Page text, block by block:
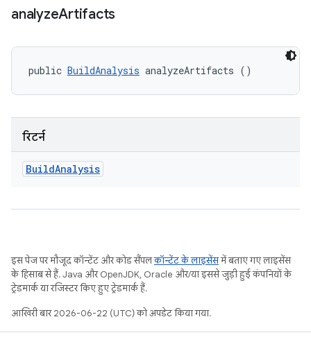
analyzeArtifacts
public BuildAnalysis analyzeArtifacts ()
रिटर्न
BuildAnalysis
इस पेज पर मौजूद कॉन्टेंट और कोड सैंपलकॉन्टेंट के लाइसेंसमें बताए गए लाइसेंस
के हिसाब से हैं. Java और OpenJDK, Oracle और/या इससे जुड़ी हुई कंपनियों के
ट्रेडमार्क या रजिस्टर किए हुए ट्रेडमार्क हैं.
आखिरी बार 2026-06-22 (UTC) को अपडेट किया गया.